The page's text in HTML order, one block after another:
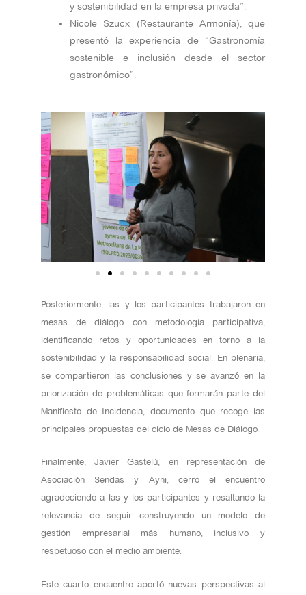
y sostenibilidad en la empresa privada”.
Nicole Szucx (Restaurante Armonía), que
presentó la experiencia de “Gastronomía
sostenible e inclusión desde el sector
gastronómico”.
Posteriormente, las y los participantes trabajaron en
mesas de diálogo con metodología participativa,
identificando retos y oportunidades en torno a la
sostenibilidad y la responsabilidad social. En plenaria,
se compartieron las conclusiones y se avanzó en la
priorización de problemáticas que formarán parte del
Manifiesto de Incidencia, documento que recoge las
principales propuestas del ciclo de Mesas de Diálogo.
Finalmente, Javier Gastelú, en representación de
Asociación Sendas y Ayni, cerró el encuentro
agradeciendo a las y los participantes y resaltando la
relevancia de seguir construyendo un modelo de
gestión empresarial más humano, inclusivo y
respetuoso con el medio ambiente.
Este cuarto encuentro aportó nuevas perspectivas al